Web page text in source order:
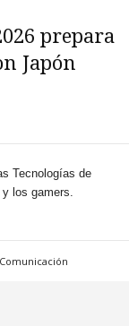
prepara
Japón
Tecnologías de
los gamers.